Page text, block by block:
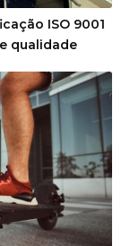
ISO 9001
qualidade